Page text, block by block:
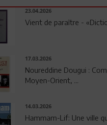
23.04.2026
Vient de paraître -
17.03.2026
Noureddine Dougui :
Moyen-Orient, ...
14.03.2026
Hammam-Lif: Une ville